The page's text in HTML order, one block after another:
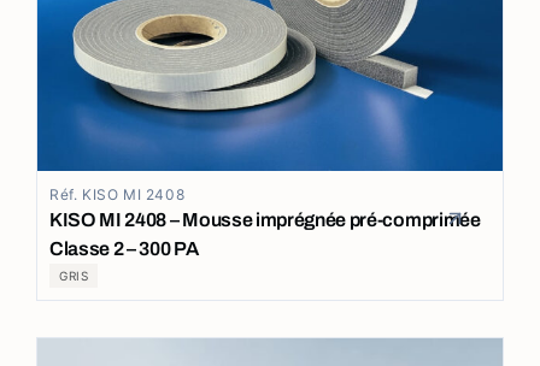
Réf. KISO MI 2408
KISO MI 2408 – Mousse imprégnée pré-comprimée
Classe 2 – 300 PA
GRIS